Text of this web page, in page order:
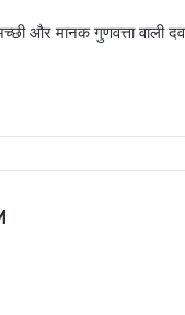
और मानक गुणवत्ता वाली